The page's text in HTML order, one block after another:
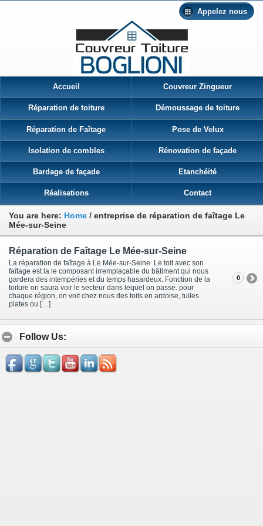
Appelez nous
Accueil Couvreur Zingueur
Réparation de toiture Démoussage de toiture
Réparation de Faîtage Pose de Velux
Isolation de combles Rénovation de façade
Bardage de façade Etanchéité
Réalisations Contact
You are here: Home / entreprise de réparation de faîtage Le
Mée-sur-Seine
Réparation de Faîtage Le Mée-sur-Seine
La réparation de faîtage à Le Mée-sur-Seine Le toit avec son
faîtage est la le composant irremplaçable du bâtiment qui nous
gardera des intempéries et du temps hasardeux. Fonction de la
toiture on saura voir le secteur dans lequel on passe. pour
chaque région, on voit chez nous des toits en ardoise, tuiles
plates ou […]
0
Follow Us: